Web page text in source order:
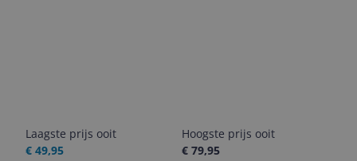
Laagste prijs ooit
€ 49,95
Hoogste prijs ooit
€ 79,95